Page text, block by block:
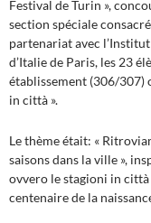
Festival de Turin »,
section spéciale
partenariat avec
d’Italie de Paris, les 23
établissement (306/
in città ».
Le thème était: «
saisons dans la ville »,
ovvero le stagioni in
centenaire de la